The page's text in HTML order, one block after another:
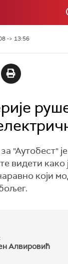
-> 13:56
"Аутобест"
видети како
који
Алвировић